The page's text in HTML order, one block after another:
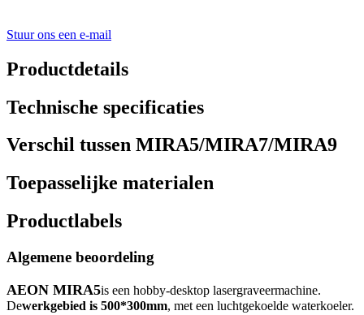
Stuur ons een e-mail
Productdetails
Technische specificaties
Verschil tussen MIRA5/MIRA7/MIRA9
Toepasselijke materialen
Productlabels
Algemene beoordeling
AEON MIRA5is een hobby-desktop lasergraveermachine.
Dewerkgebied is 500*300mm, met een luchtgekoelde waterkoeler.